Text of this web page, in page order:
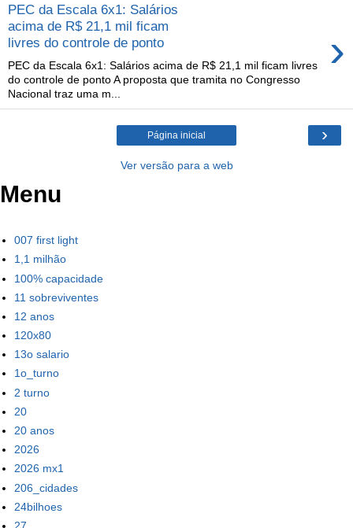
PEC da Escala 6x1: Salários
acima de R$ 21,1 mil ficam
livres do controle de ponto
›
PEC da Escala 6x1: Salários acima de R$ 21,1 mil ficam livres
do controle de ponto A proposta que tramita no Congresso
Nacional traz uma m...
›
Página inicial
Ver versão para a web
Menu
007 first light
1,1 milhão
100% capacidade
11 sobreviventes
12 anos
120x80
13o salario
1o_turno
2 turno
20
20 anos
2026
2026 mx1
206_cidades
24bilhoes